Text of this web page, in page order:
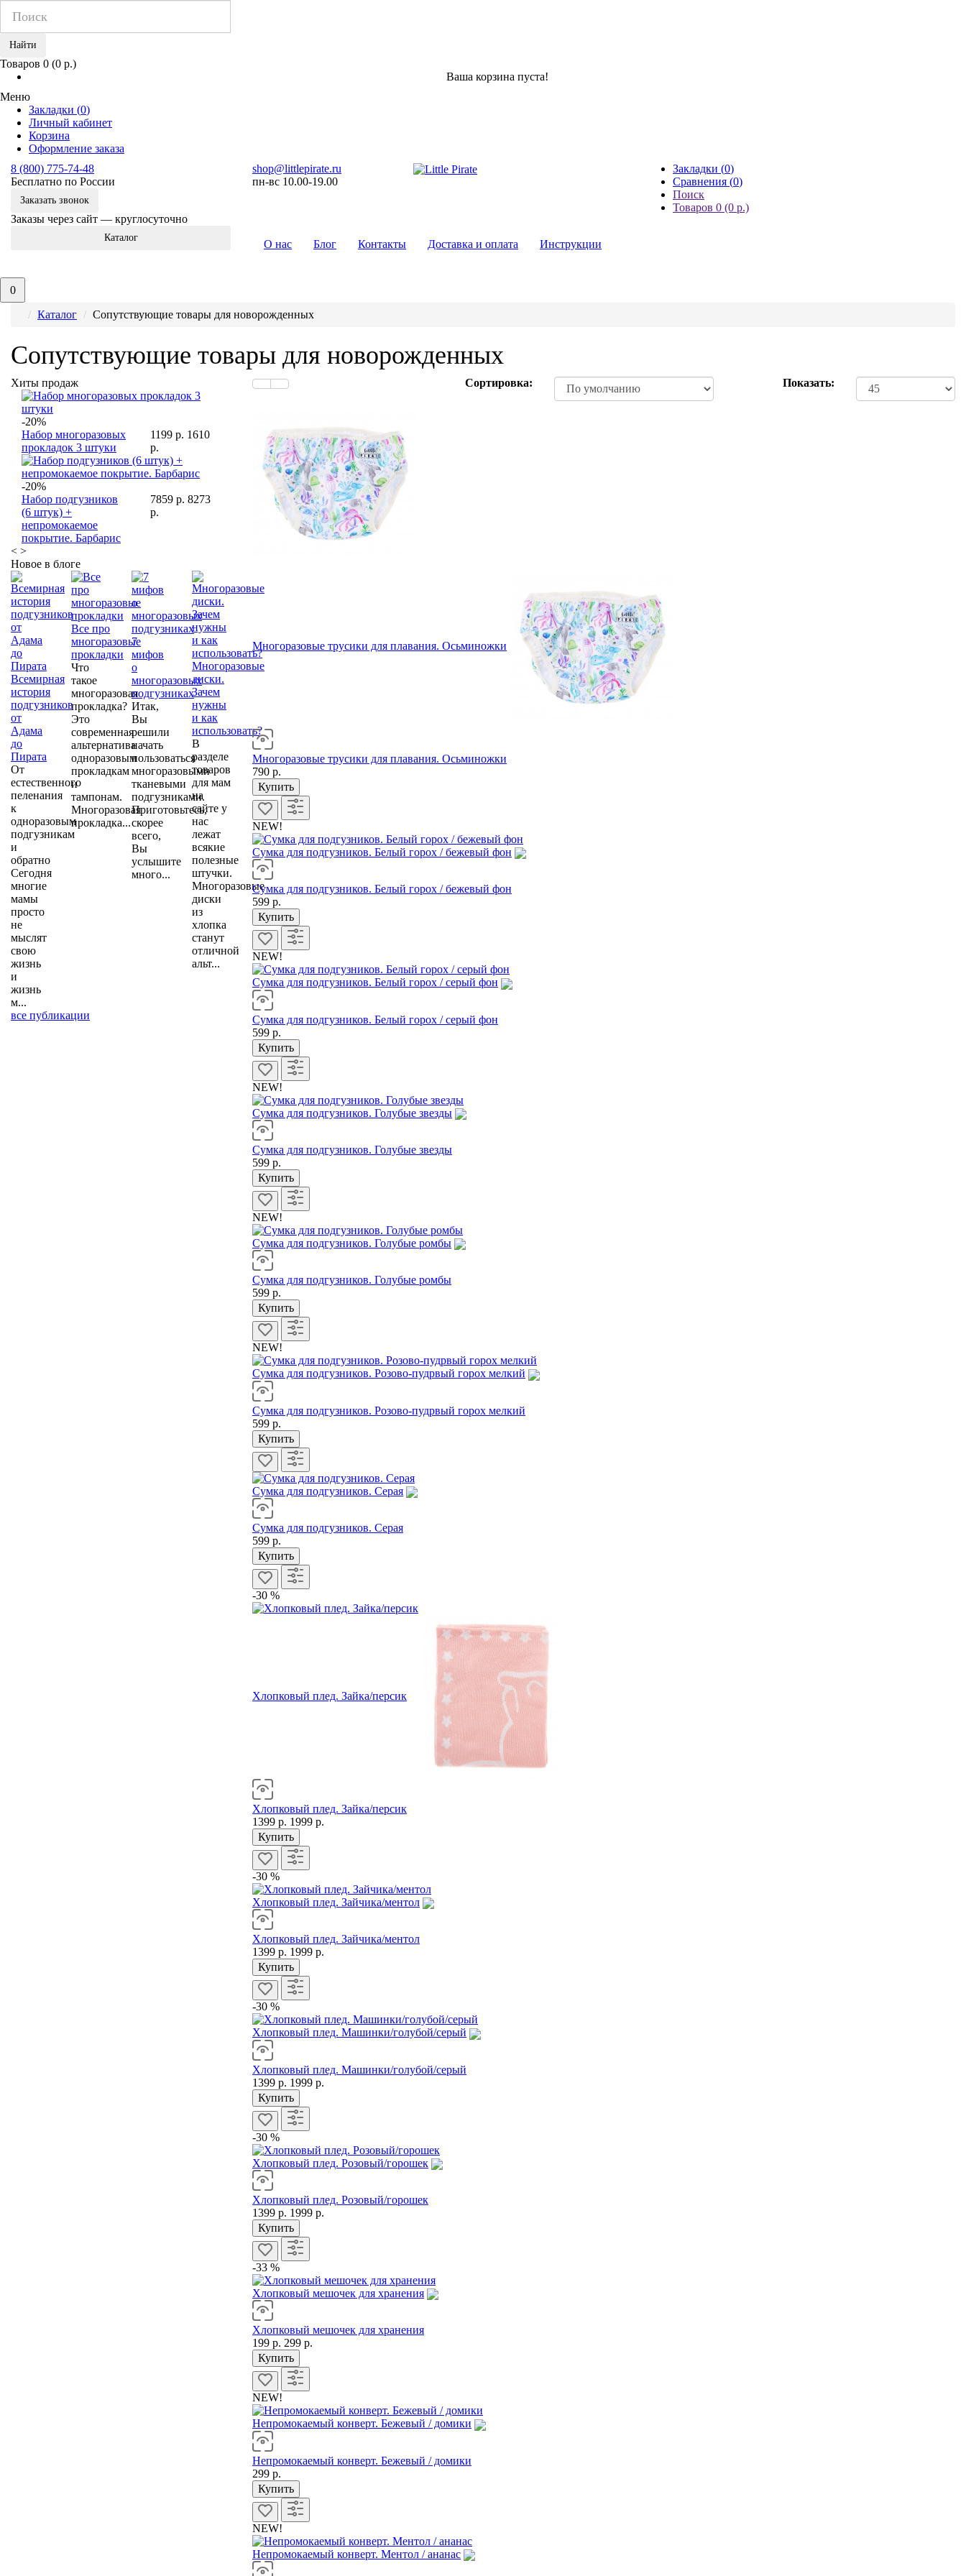
Найти
Товаров 0 (0 р.)
Ваша корзина пуста!
Меню
Закладки (0)
Личный кабинет
Корзина
Оформление заказа
8 (800) 775-74-48
Бесплатно по России
Заказать звонок
Заказы через сайт — круглосуточно
shop@littlepirate.ru
пн-вс 10.00-19.00
Закладки (0)
Сравнения (0)
Поиск
Товаров 0 (0 р.)
О нас Блог Контакты Доставка и оплата Инструкции
Каталог
0
Каталог Сопутствующие товары для новорожденных
Сопутствующие товары для новорожденных
Хиты продаж
-20%
Набор многоразовых
прокладок 3 штуки
1199 р. 1610
р.
-20%
Набор подгузников
(6 штук) +
непромокаемое
покрытие. Барбарис
7859 р. 8273
р.
< >
Новое в блоге
Всемирная
история
подгузников
от
Адама
до
Пирата
От
естественного
пеленания
к
одноразовым
подгузникам
и
обратно
Сегодня
многие
мамы
просто
не
мыслят
свою
жизнь
и
жизнь
м...
Все про
многоразовые
прокладки
Что
такое
многоразовая
прокладка?
Это
современная
альтернатива
одноразовым
прокладкам
и
тампонам.
Многоразовая
прокладка...
7
мифов
о
многоразовых
подгузниках
Итак,
Вы
решили
начать
пользоваться
многоразовыми
тканевыми
подгузниками.
Приготовьтесь,
скорее
всего,
Вы
услышите
много...
Многоразовые
диски.
Зачем
нужны
и как
использовать?
В
разделе
товаров
для мам
на
сайте у
нас
лежат
всякие
полезные
штучки.
Многоразовые
диски
из
хлопка
станут
отличной
альт...
все публикации
Сортировка: Показать:
Многоразовые трусики для плавания. Осьминожки
Многоразовые трусики для плавания. Осьминожки
790 р.
Купить
NEW!
Сумка для подгузников. Белый горох / бежевый фон
Сумка для подгузников. Белый горох / бежевый фон
599 р.
Купить
NEW!
Сумка для подгузников. Белый горох / серый фон
Сумка для подгузников. Белый горох / серый фон
599 р.
Купить
NEW!
Сумка для подгузников. Голубые звезды
Сумка для подгузников. Голубые звезды
599 р.
Купить
NEW!
Сумка для подгузников. Голубые ромбы
Сумка для подгузников. Голубые ромбы
599 р.
Купить
NEW!
Сумка для подгузников. Розово-пудрвый горох мелкий
Сумка для подгузников. Розово-пудрвый горох мелкий
599 р.
Купить
Сумка для подгузников. Серая
Сумка для подгузников. Серая
599 р.
Купить
-30 %
Хлопковый плед. Зайка/персик
Хлопковый плед. Зайка/персик
1399 р. 1999 р.
Купить
-30 %
Хлопковый плед. Зайчика/ментол
Хлопковый плед. Зайчика/ментол
1399 р. 1999 р.
Купить
-30 %
Хлопковый плед. Машинки/голубой/серый
Хлопковый плед. Машинки/голубой/серый
1399 р. 1999 р.
Купить
-30 %
Хлопковый плед. Розовый/горошек
Хлопковый плед. Розовый/горошек
1399 р. 1999 р.
Купить
-33 %
Хлопковый мешочек для хранения
Хлопковый мешочек для хранения
199 р. 299 р.
Купить
NEW!
Непромокаемый конверт. Бежевый / домики
Непромокаемый конверт. Бежевый / домики
299 р.
Купить
NEW!
Непромокаемый конверт. Ментол / ананас